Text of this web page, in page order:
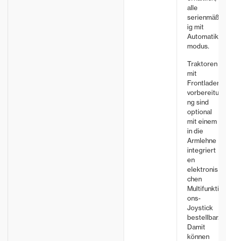
alle
serienmäß
ig mit
Automatik
modus.
Traktoren
mit
Frontlader
vorbereitu
ng sind
optional
mit einem
in die
Armlehne
integriert
en
elektronis
chen
Multifunkti
ons-
Joystick
bestellbar.
Damit
können